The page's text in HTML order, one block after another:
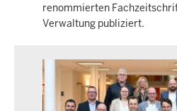
renommierten
Verwaltung publiziert.